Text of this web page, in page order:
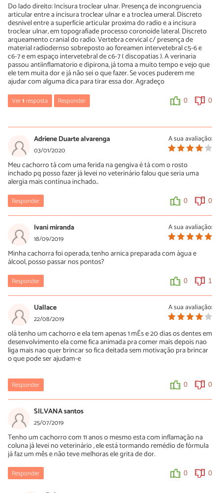
te ajudar com algumas informações, confira:
https://www.peritoanimal.com.br/tumor-em-cachorro-tipos-
sintomas-e-tratamento-22900.html
A equipe do PeritoAnimal deseja boa sorte!
0
Do lado direito: Incisura troclear ulnar. Presença de incongruencia
articular entre a incisura troclear ulnar e a troclea umeral. Discreto
desnivel entre a superficie articular proxima do radio e a incisura
troclear ulnar, em topografiade processo coronoide lateral. Discreto
arqueamento cranial do radio. Vertebra cervical c/ presença de
material radiodernso sobreposto ao foreamen intervetebral c5-6 e
c6-7 e em espaço intervetebral de c6-7 ( discopatias ). A verinaria
passou antiinflamatorio e dipirona, já toma a muito tempo e vejo que
ele tem muita dor e já não sei o que fazer. Se voces puderem me
ajudar com alguma dica para tirar essa dor. Agradeço
Ver1resposta Responder 0 0
17/07/2020
Oi Heliani, como está seu cãozinho? Discipatias geralmente são
bem dolorosas e tendem a piorar um pouco no inverno. A
acupuntura e ozonioterapia são bem eficazes e ajudam bastante
na dor. O cloreto de magnésio P.A. também ajuda se usado
continuamente, pesquise sobre o assunto. Espero que melhore
A sua avaliação:
Adriene Duarte alvarenga
03/01/2020
Meu cachorro tá com uma ferida na gengiva é tá com o rosto
inchado pq posso fazer já levei no veterinário falou que seria uma
alergia mais contínua inchado..
Responder 0 0
A sua avaliação:
Ivani miranda
18/09/2019
Minha cachorra foi operada, tenho arnica preparada com água e
álcool, posso passar nos pontos?
Responder 0 1
A sua avaliação:
Uallace
22/08/2019
olá tenho um cachorro e ela tem apenas 1 mÊs e 20 dias os dentes em
desenvolvimento ela come fica animada pra comer mais depois nao
liga mais nao quer brincar so fica deitada sem motivação pra brincar
o que pode ser ajudam-e
Responder 0 0
SILVANA santos
25/07/2019
Tenho um cachorro com 11 anos o mesmo esta com inflamação na
coluna já levei no veterinário , ele está tormando remédio de fórmula
já faz um mês e não teve melhoras ele grita de dor.
Responder 0 0